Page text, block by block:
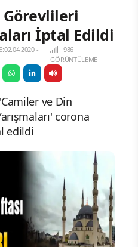
İptal Edildi
-
986
GÖRÜNTÜLEME
ve Din
corona
edildi